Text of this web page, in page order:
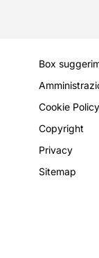
Box
Cookie Policy
Copyright
Privacy
Sitemap